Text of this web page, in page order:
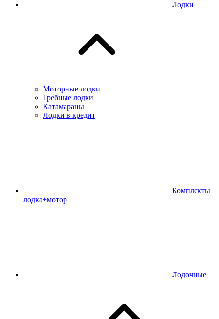
Лодки
Моторные лодки
Гребные лодки
Катамараны
Лодки в кредит
Комплекты
лодка+мотор
Лодочные